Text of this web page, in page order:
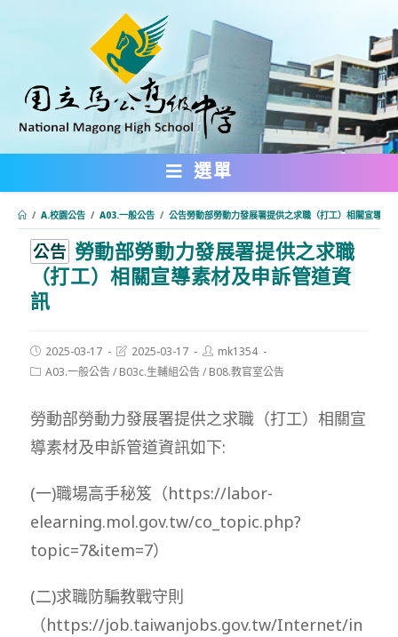
內
選單
/ A.校園公告 / A03.一般公告 / 公告勞動部勞動力發展署提供之求職（打工）相關宣導素
公告 勞動部勞動力發展署提供之求職
（打工）相關宣導素材及申訴管道資
訊
Post
published:
2025-03-17
Post
modified:
2025-03-17
Post
author:
mk1354
PostA03.一般公告/ B03c.生輔組公告/ B08.教官室公告
勞動部勞動力發展署提供之求職（打工）相關宣
導素材及申訴管道資訊如下:
(一)職場高手秘笈（https://labor-
elearning.mol.gov.tw/co_topic.php?
topic=7&item=7）
(二)求職防騙教戰守則
（https://job.taiwanjobs.gov.tw/Internet/in